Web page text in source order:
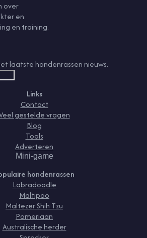
over
en
en training.
laatste hondenrassen nieuws.
Links
Contact
gestelde vragen
Blog
Tools
Adverteren
Mini-game
hondenrassen
Labradoodle
Maltipoo
Maltezer Shih Tzu
Pomeriaan
Australische herder